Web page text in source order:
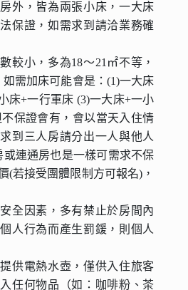
外，皆為兩張小床，一大床
保證，如需求到請洽業務確
較小，多為18～21㎡不等，
需加床可能會是：(1)一大床
床+一行軍床 (3)一大床+一小
保證會有，會以當天入住情
到三人房請分出一人與他人
或連通房也是一樣可需求不保
(若接受團體限制方可報名)，
全因素，多有禁止於房間內
人行為而產生罰鍰，則個人
供電熱水壺，僅供入住旅客
任何物品（如：咖啡粉、茶